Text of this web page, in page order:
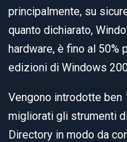
principalmente, su
quanto dichiarato,
hardware, è fino al
edizioni di Windows
Vengono introdotte
migliorati gli strumenti
Directory in modo da